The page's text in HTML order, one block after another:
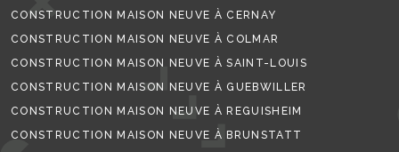
CONSTRUCTION MAISON NEUVE À CERNAY
CONSTRUCTION MAISON NEUVE À COLMAR
CONSTRUCTION MAISON NEUVE À SAINT-LOUIS
CONSTRUCTION MAISON NEUVE À GUEBWILLER
CONSTRUCTION MAISON NEUVE À REGUISHEIM
CONSTRUCTION MAISON NEUVE À BRUNSTATT